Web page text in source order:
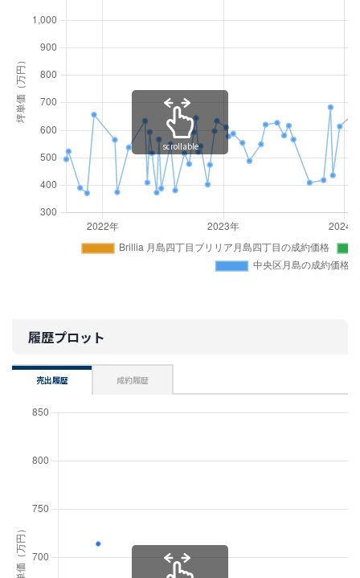
scrollable
履歴プロット
売出履歴 成約履歴